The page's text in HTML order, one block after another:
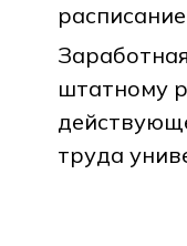
штатному
труда